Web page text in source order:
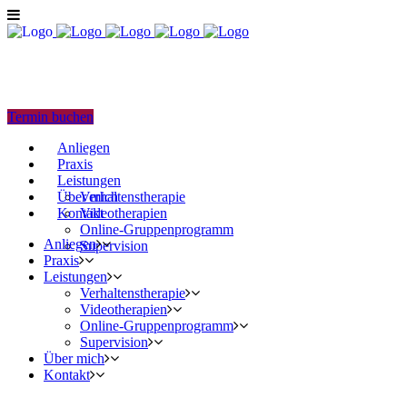
Termin buchen
Anliegen
Praxis
Leistungen
Verhaltens­therapie
Videotherapien
Online-Gruppen­programm
Supervision
Über mich
Kontakt
Anliegen
Praxis
Leistungen
Verhaltens­therapie
Videotherapien
Online-Gruppen­programm
Supervision
Über mich
Kontakt